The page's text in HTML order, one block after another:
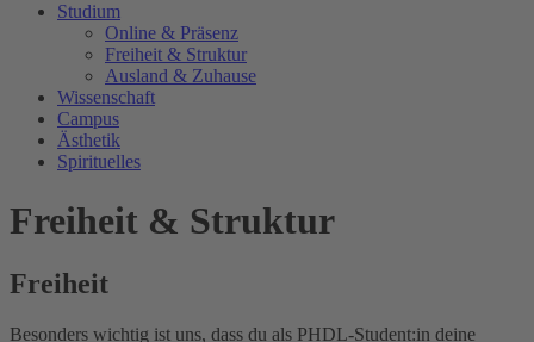
Studium
Online & Präsenz
Freiheit & Struktur
Ausland & Zuhause
Wissenschaft
Campus
Ästhetik
Spirituelles
Freiheit & Struktur
Freiheit
Besonders wichtig ist uns, dass du als PHDL-Student:in deine